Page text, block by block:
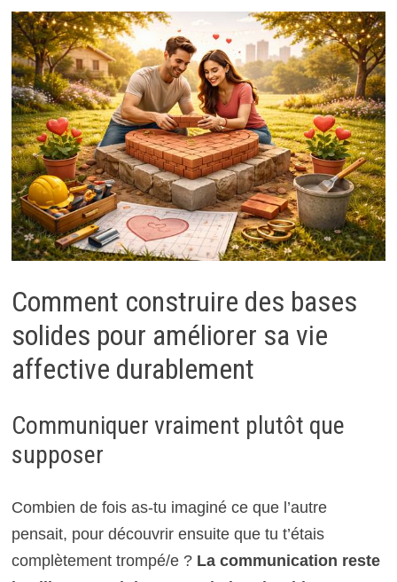
Comment construire des bases
solides pour améliorer sa vie
affective durablement
Communiquer vraiment plutôt que
supposer
Combien de fois as-tu imaginé ce que l’autre
pensait, pour découvrir ensuite que tu t’étais
complètement trompé/e ? La communication reste